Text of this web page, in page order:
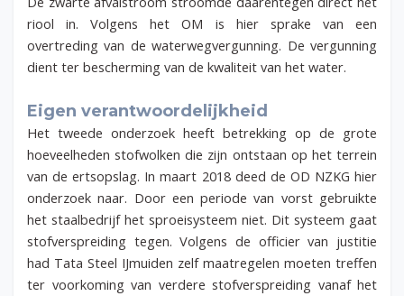
riool in. Volgens het OM is hier sprake van een
overtreding van de waterwegvergunning. De vergunning
dient ter bescherming van de kwaliteit van het water.
Eigen verantwoordelijkheid
Het tweede onderzoek heeft betrekking op de grote
hoeveelheden stofwolken die zijn ontstaan op het terrein
van de ertsopslag. In maart 2018 deed de OD NZKG hier
onderzoek naar. Door een periode van vorst gebruikte
het staalbedrijf het sproeisysteem niet. Dit systeem gaat
stofverspreiding tegen. Volgens de officier van justitie
had Tata Steel IJmuiden zelf maatregelen moeten treffen
ter voorkoming van verdere stofverspreiding vanaf het